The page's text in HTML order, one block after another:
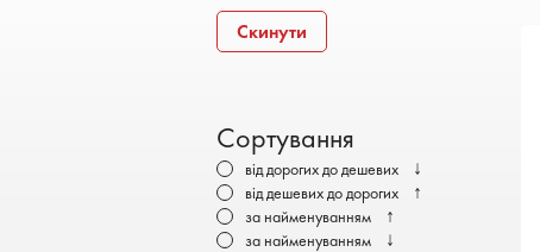
Електромобілі
Скинути
Сортування
від дорогих до дешевих ↓
від дешевих до дорогих ↑
за найменуванням ↑
за найменуванням ↓